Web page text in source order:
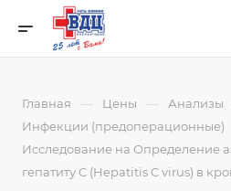
Главная — Цены — Анализы
Инфекции (предоперационные)
Исследование на Определение
гепатиту C (Hepatitis C virus) в